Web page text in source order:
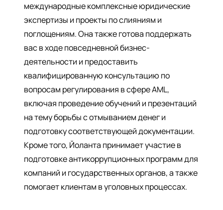
международные комплексные юридические
экспертизы и проекты по слияниям и
поглощениям. Она также готова поддержать
вас в ходе повседневной бизнес-
деятельности и предоставить
квалифицированную консультацию по
вопросам регулирования в сфере AML,
включая проведение обучений и презентаций
на тему борьбы с отмыванием денег и
подготовку соответствующей документации.
Кроме того, Йоланта принимает участие в
подготовке антикоррупционных программ для
компаний и государственных органов, а также
помогает клиентам в уголовных процессах.